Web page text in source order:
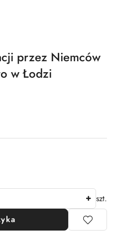
przez Niemców
w Łodzi
szt.